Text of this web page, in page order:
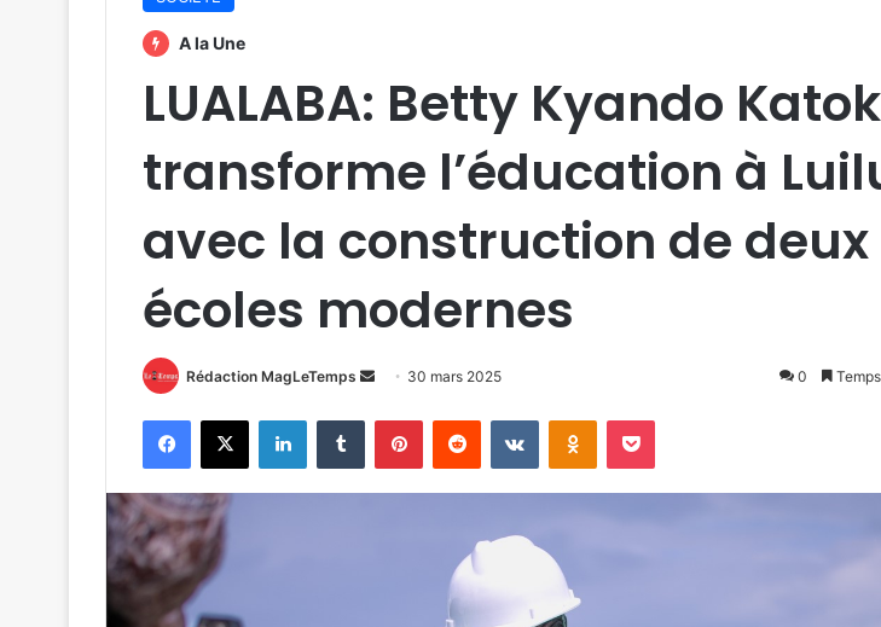
A la Une
LUALABA: Betty Kyando
transforme l’éducation à
avec la construction de deux
écoles modernes
Rédaction MagLeTemps
Envoyer
courriel
30 mars 2025 0
Facebook
X LinkedinTumblr PinterestReddit VKontakteOdnoklassniki
Pocket